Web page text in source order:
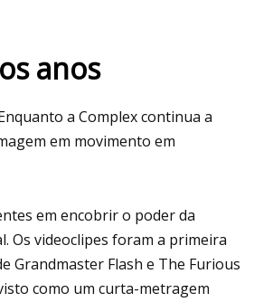
anos
a Complex continua a
em movimento em
em encobrir o poder da
Os videoclipes foram a primeira
Grandmaster Flash e The Furious
como um curta-metragem